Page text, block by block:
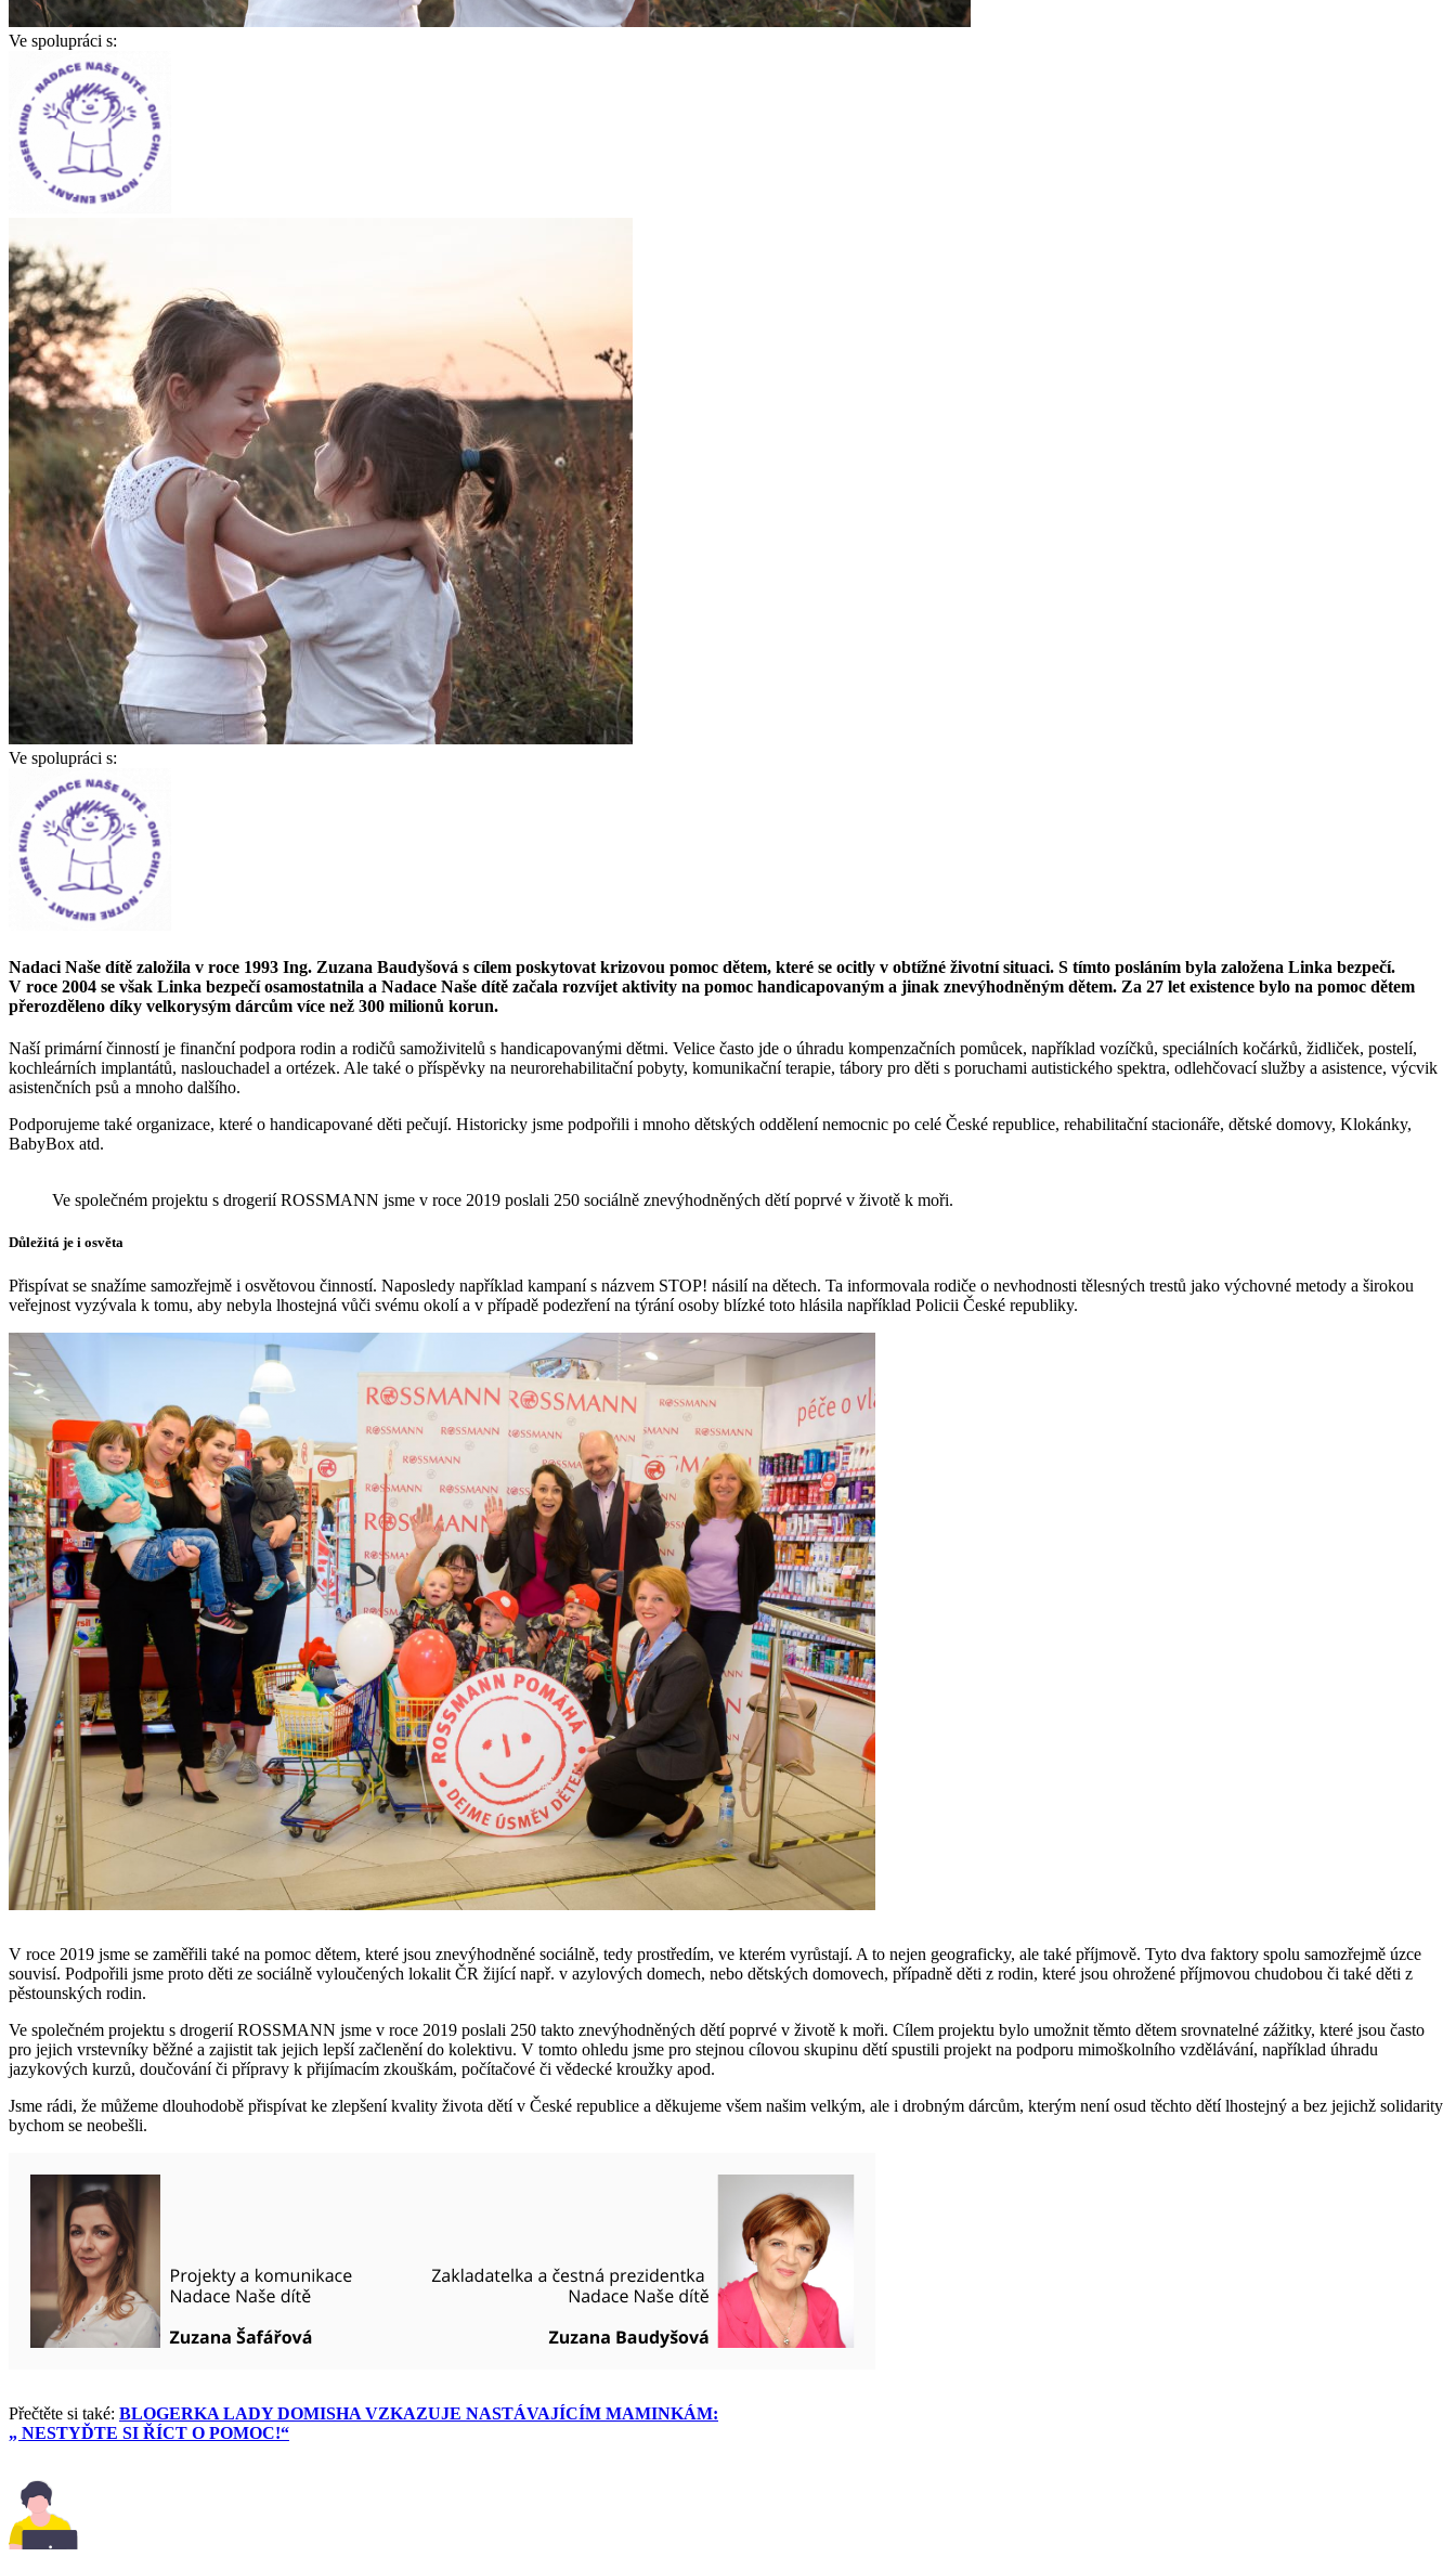
Ve spolupráci s:
Ve spolupráci s:
Nadaci Naše dítě založila v roce 1993 Ing. Zuzana Baudyšová s cílem poskytovat krizovou pomoc dětem, které se ocitly v obtížné životní situaci. S tímto posláním byla založena Linka bezpečí.
V roce 2004 se však Linka bezpečí osamostatnila a Nadace Naše dítě začala rozvíjet aktivity na pomoc handicapovaným a jinak znevýhodněným dětem. Za 27 let existence bylo na pomoc dětem
přerozděleno díky velkorysým dárcům více než 300 milionů korun.
Naší primární činností je finanční podpora rodin a rodičů samoživitelů s handicapovanými dětmi. Velice často jde o úhradu kompenzačních pomůcek, například vozíčků, speciálních kočárků, židliček, postelí,
kochleárních implantátů, naslouchadel a ortézek. Ale také o příspěvky na neurorehabilitační pobyty, komunikační terapie, tábory pro děti s poruchami autistického spektra, odlehčovací služby a asistence, výcvik
asistenčních psů a mnoho dalšího.
Podporujeme také organizace, které o handicapované děti pečují. Historicky jsme podpořili i mnoho dětských oddělení nemocnic po celé České republice, rehabilitační stacionáře, dětské domovy, Klokánky,
BabyBox atd.
Ve společném projektu s drogerií ROSSMANN jsme v roce 2019 poslali 250 sociálně znevýhodněných dětí poprvé v životě k moři.
Důležitá je i osvěta
Přispívat se snažíme samozřejmě i osvětovou činností. Naposledy například kampaní s názvem STOP! násilí na dětech. Ta informovala rodiče o nevhodnosti tělesných trestů jako výchovné metody a širokou
veřejnost vyzývala k tomu, aby nebyla lhostejná vůči svému okolí a v případě podezření na týrání osoby blízké toto hlásila například Policii České republiky.
V roce 2019 jsme se zaměřili také na pomoc dětem, které jsou znevýhodněné sociálně, tedy prostředím, ve kterém vyrůstají. A to nejen geograficky, ale také příjmově. Tyto dva faktory spolu samozřejmě úzce
souvisí. Podpořili jsme proto děti ze sociálně vyloučených lokalit ČR žijící např. v azylových domech, nebo dětských domovech, případně děti z rodin, které jsou ohrožené příjmovou chudobou či také děti z
pěstounských rodin.
Ve společném projektu s drogerií ROSSMANN jsme v roce 2019 poslali 250 takto znevýhodněných dětí poprvé v životě k moři. Cílem projektu bylo umožnit těmto dětem srovnatelné zážitky, které jsou často
pro jejich vrstevníky běžné a zajistit tak jejich lepší začlenění do kolektivu. V tomto ohledu jsme pro stejnou cílovou skupinu dětí spustili projekt na podporu mimoškolního vzdělávání, například úhradu
jazykových kurzů, doučování či přípravy k přijímacím zkouškám, počítačové či vědecké kroužky apod.
Jsme rádi, že můžeme dlouhodobě přispívat ke zlepšení kvality života dětí v České republice a děkujeme všem našim velkým, ale i drobným dárcům, kterým není osud těchto dětí lhostejný a bez jejichž solidarity
bychom se neobešli.
Přečtěte si také: BLOGERKA LADY DOMISHA VZKAZUJE NASTÁVAJÍCÍM MAMINKÁM:
„ NESTYĎTE SI ŘÍCT O POMOC!“